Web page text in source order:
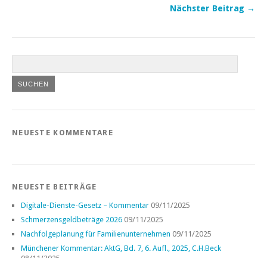
Nächster Beitrag →
NEUESTE KOMMENTARE
NEUESTE BEITRÄGE
Digitale-Dienste-Gesetz – Kommentar 09/11/2025
Schmerzensgeldbeträge 2026 09/11/2025
Nachfolgeplanung für Familienunternehmen 09/11/2025
Münchener Kommentar: AktG, Bd. 7, 6. Aufl., 2025, C.H.Beck